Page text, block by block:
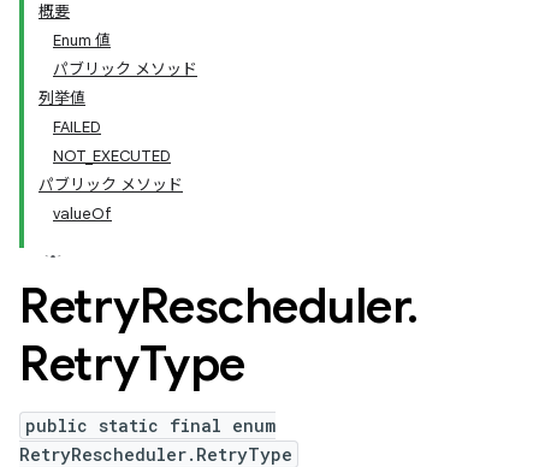
概要
Enum 値
パブリック メソッド
列挙値
FAILED
NOT_EXECUTED
パブリック メソッド
valueOf
RetryRescheduler.
RetryType
public static final enum
RetryRescheduler.RetryType